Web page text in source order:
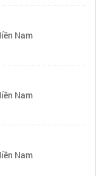
Nam
Nam
Nam